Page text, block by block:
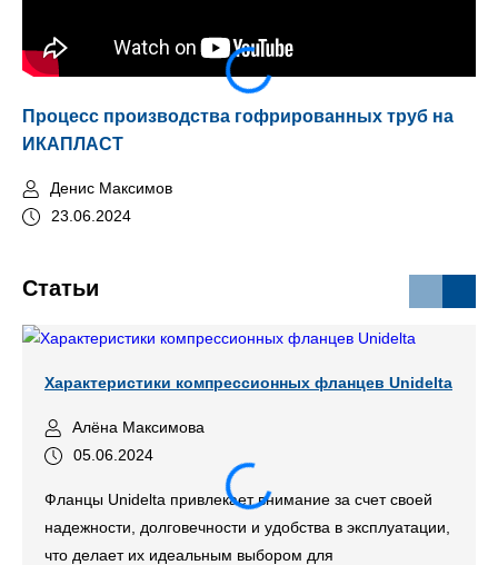
Процесс производства гофрированных труб на
ИКАПЛАСТ
Денис Максимов
23.06.2024
Статьи
Характеристики компрессионных фланцев Unidelta
Алёна Максимова
05.06.2024
Фланцы Unidelta привлекает внимание за счет своей
надежности, долговечности и удобства в эксплуатации,
что делает их идеальным выбором для